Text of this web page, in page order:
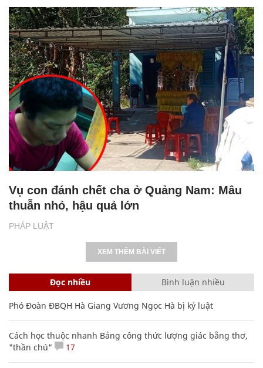
PHÁP LUẬT
Vụ con đánh chết cha ở Quảng Nam: Mâu
thuẫn nhỏ, hậu quả lớn
XEM THÊM BÀI VIẾT
Đọc nhiều Bình luận nhiều
Phó Đoàn ĐBQH Hà Giang Vương Ngọc Hà bị kỷ luật
Cách học thuộc nhanh Bảng công thức lượng giác bằng thơ,
"thần chú"
17